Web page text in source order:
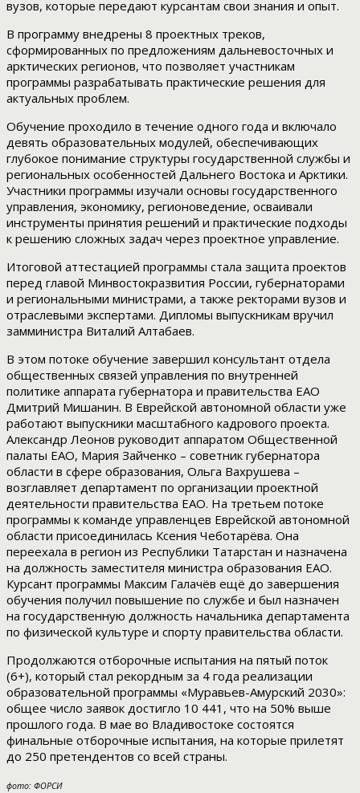
вузов, которые передают курсантам свои знания и опыт.
В программу внедрены 8 проектных треков,
сформированных по предложениям дальневосточных и
арктических регионов, что позволяет участникам
программы разрабатывать практические решения для
актуальных проблем.
Обучение проходило в течение одного года и включало
девять образовательных модулей, обеспечивающих
глубокое понимание структуры государственной службы и
региональных особенностей Дальнего Востока и Арктики.
Участники программы изучали основы государственного
управления, экономику, регионоведение, осваивали
инструменты принятия решений и практические подходы
к решению сложных задач через проектное управление.
Итоговой аттестацией программы стала защита проектов
перед главой Минвостокразвития России, губернаторами
и региональными министрами, а также ректорами вузов и
отраслевыми экспертами. Дипломы выпускникам вручил
замминистра Виталий Алтабаев.
В этом потоке обучение завершил консультант отдела
общественных связей управления по внутренней
политике аппарата губернатора и правительства ЕАО
Дмитрий Мишанин. В Еврейской автономной области уже
работают выпускники масштабного кадрового проекта.
Александр Леонов руководит аппаратом Общественной
палаты ЕАО, Мария Зайченко – советник губернатора
области в сфере образования, Ольга Вахрушева –
возглавляет департамент по организации проектной
деятельности правительства ЕАО. На третьем потоке
программы к команде управленцев Еврейской автономной
области присоединилась Ксения Чеботарёва. Она
переехала в регион из Республики Татарстан и назначена
на должность заместителя министра образования ЕАО.
Курсант программы Максим Галачёв ещё до завершения
обучения получил повышение по службе и был назначен
на государственную должность начальника департамента
по физической культуре и спорту правительства области.
Продолжаются отборочные испытания на пятый поток
(6+), который стал рекордным за 4 года реализации
образовательной программы «Муравьев-Амурский 2030»:
общее число заявок достигло 10 441, что на 50% выше
прошлого года. В мае во Владивостоке состоятся
финальные отборочные испытания, на которые прилетят
до 250 претендентов со всей страны.
фото: ФОРСИ